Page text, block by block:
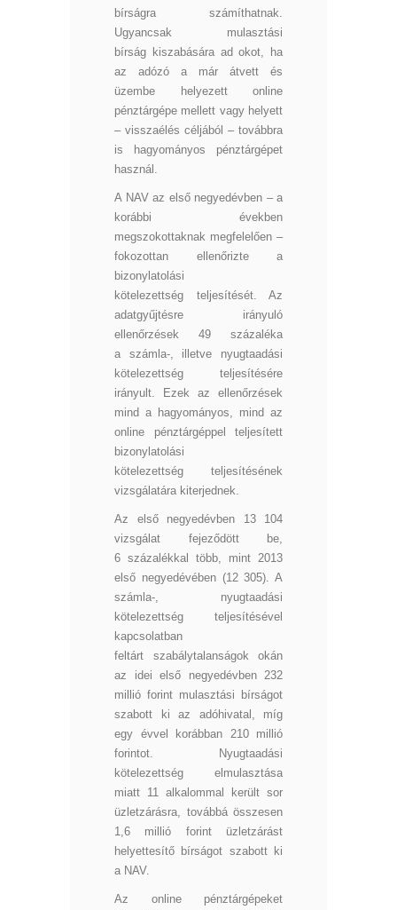
bírságra számíthatnak.
Ugyancsak mulasztási
bírság kiszabására ad okot, ha
az adózó a már átvett és
üzembe helyezett online
pénztárgépe mellett vagy helyett
– visszaélés céljából – továbbra
is hagyományos pénztárgépet
használ.
A NAV az első negyedévben – a
korábbi években
megszokottaknak megfelelően –
fokozottan ellenőrizte a
bizonylatolási
kötelezettség teljesítését. Az
adatgyűjtésre irányuló
ellenőrzések 49 százaléka
a számla-, illetve nyugtaadási
kötelezettség teljesítésére
irányult. Ezek az ellenőrzések
mind a hagyományos, mind az
online pénztárgéppel teljesített
bizonylatolási
kötelezettség teljesítésének
vizsgálatára kiterjednek.
Az első negyedévben 13 104
vizsgálat fejeződött be,
6 százalékkal több, mint 2013
első negyedévében (12 305). A
számla-, nyugtaadási
kötelezettség teljesítésével
kapcsolatban
feltárt szabálytalanságok okán
az idei első negyedévben 232
millió forint mulasztási bírságot
szabott ki az adóhivatal, míg
egy évvel korábban 210 millió
forintot. Nyugtaadási
kötelezettség elmulasztása
miatt 11 alkalommal került sor
üzletzárásra, továbbá összesen
1,6 millió forint üzletzárást
helyettesítő bírságot szabott ki
a NAV.
Az online pénztárgépeket